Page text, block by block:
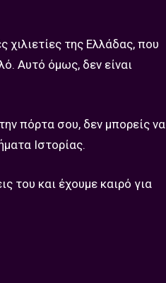
χιλιετίες της Ελλάδας, που
Αυτό όμως, δεν είναι
πόρτα σου, δεν μπορείς να
Ιστορίας.
του και έχουμε καιρό για